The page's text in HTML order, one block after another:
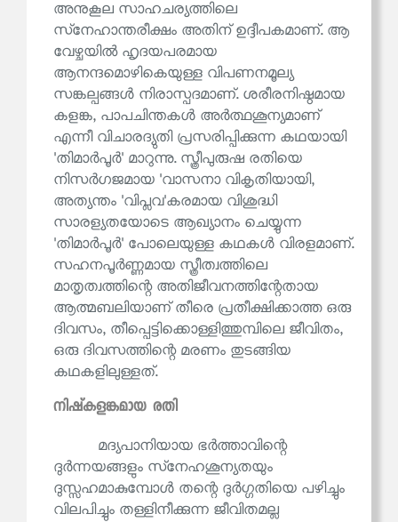
അനുകൂല സാഹചര്യത്തിലെ
സ്‌നേഹാന്തരീക്ഷം അതിന് ഉദ്ദീപകമാണ്. ആ
വേഴ്ചയിൽ ഹൃദയപരമായ
ആനന്ദമൊഴികെയുള്ള വിപണനമൂല്യ
സങ്കല്പങ്ങൾ നിരാസ്പദമാണ്. ശരീരനിഷ്ഠമായ
കളങ്ക, പാപചിന്തകൾ അർത്ഥശൂന്യമാണ്
എന്നീ വിചാരദ്യുതി പ്രസരിപ്പിക്കുന്ന കഥയായി
'തിമാർപൂർ' മാറുന്നു. സ്ത്രീപുരുഷ രതിയെ
നിസർഗജമായ 'വാസനാ വികൃതിയായി,
അത്യന്തം 'വിപ്ലവ'കരമായ വിശുദ്ധി
സാരള്യതയോടെ ആഖ്യാനം ചെയ്യുന്ന
'തിമാർപൂർ' പോലെയുള്ള കഥകൾ വിരളമാണ്.
സഹനപൂർണ്ണമായ സ്ത്രീത്വത്തിലെ
മാതൃത്വത്തിന്റെ അതിജീവനത്തിന്റേതായ
ആത്മബലിയാണ് തീരെ പ്രതീക്ഷിക്കാത്ത ഒരു
ദിവസം, തീപ്പെട്ടിക്കൊള്ളിത്തുമ്പിലെ ജീവിതം,
ഒരു ദിവസത്തിന്റെ മരണം തുടങ്ങിയ
കഥകളിലുള്ളത്.
നിഷ്‌കളങ്കമായ രതി
മദ്യപാനിയായ ഭർത്താവിന്റെ
ദുർന്നയങ്ങളും സ്‌നേഹശൂന്യതയും
ദുസ്സഹമാകുമ്പോൾ തന്റെ ദുർഗ്ഗതിയെ പഴിച്ചും
വിലപിച്ചും തള്ളിനീക്കുന്ന ജീവിതമല്ല